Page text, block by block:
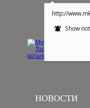
http://
Show
НОВОСТИ